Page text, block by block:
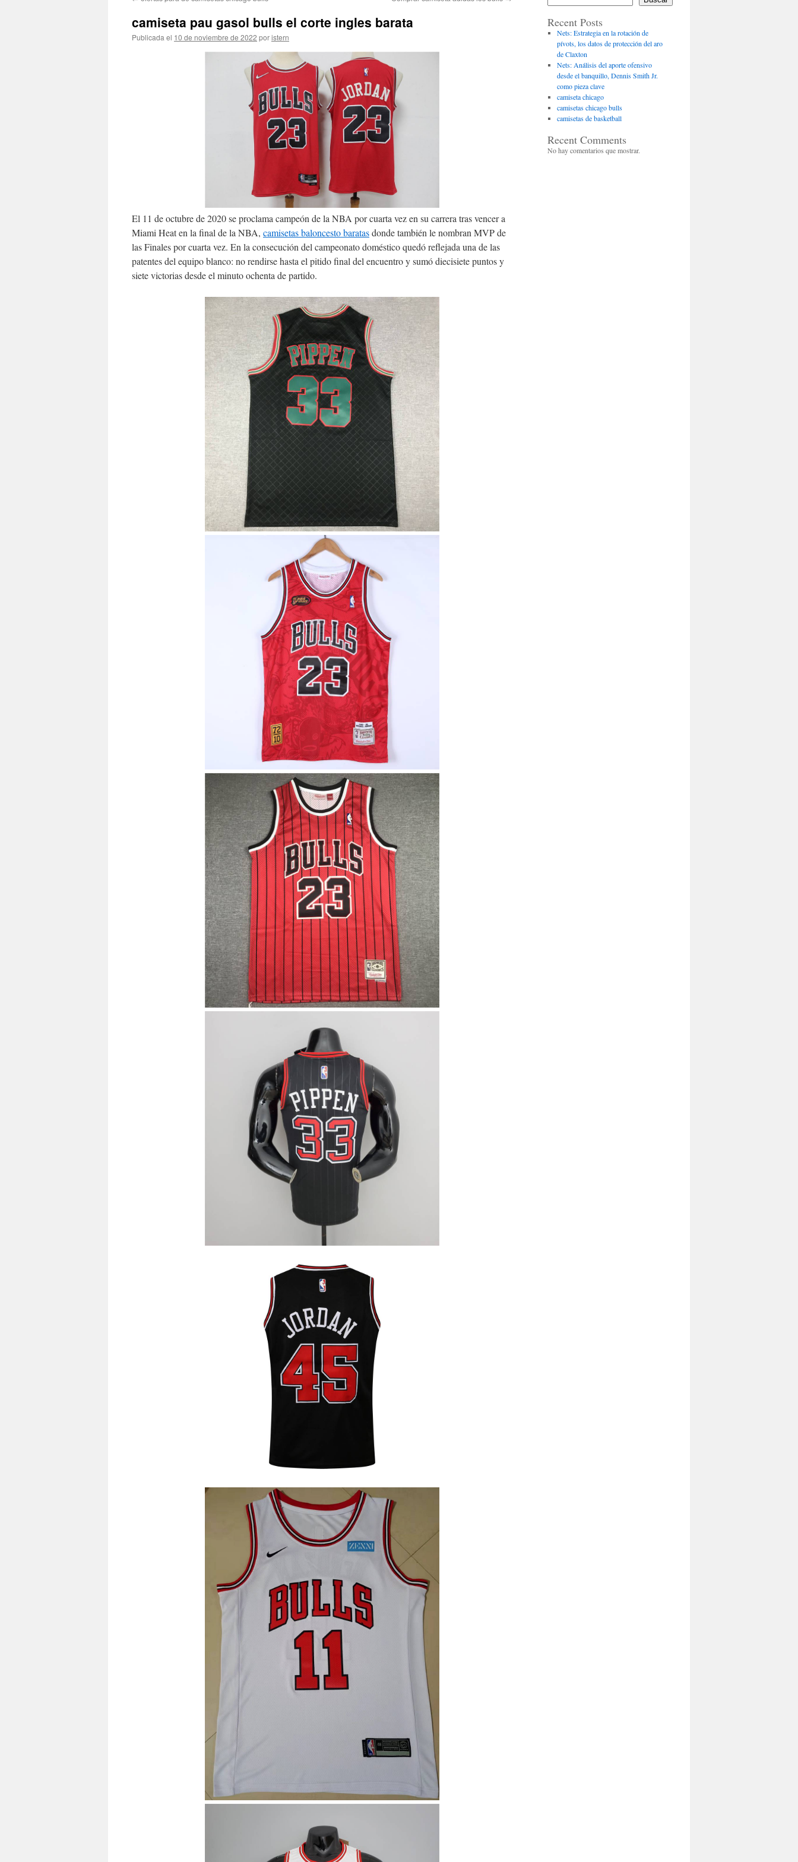
contenido
camiseta pau gasol bulls el corte ingles barata
Publicada el 10 de noviembre de 2022 poristern
El 11 de octubre de 2020 se proclama campeón de la NBA por cuarta vez en su carrera tras vencer a
Miami Heat en la final de la NBA, camisetas baloncesto baratasdonde también le nombran MVP de
las Finales por cuarta vez. En la consecución del campeonato doméstico quedó reflejada una de las
patentes del equipo blanco: no rendirse hasta el pitido final del encuentro y sumó diecisiete puntos y
siete victorias desde el minuto ochenta de partido.
Recent Posts
Nets: Estrategia en la rotación de
pívots, los datos de protección del aro
de Claxton
Nets: Análisis del aporte ofensivo
desde el banquillo, Dennis Smith Jr.
como pieza clave
camiseta chicago
camisetas chicago bulls
camisetas de basketball
Recent Comments
No hay comentarios que mostrar.